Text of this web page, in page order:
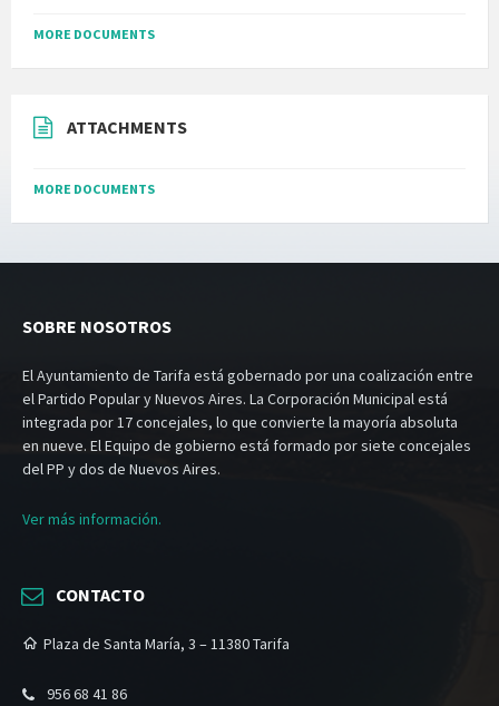
MORE DOCUMENTS
ATTACHMENTS
MORE DOCUMENTS
SOBRE NOSOTROS
El Ayuntamiento de Tarifa está gobernado por una coalización entre
el Partido Popular y Nuevos Aires. La Corporación Municipal está
integrada por 17 concejales, lo que convierte la mayoría absoluta
en nueve. El Equipo de gobierno está formado por siete concejales
del PP y dos de Nuevos Aires.
Ver más información.
CONTACTO
Plaza de Santa María, 3 – 11380 Tarifa
956 68 41 86